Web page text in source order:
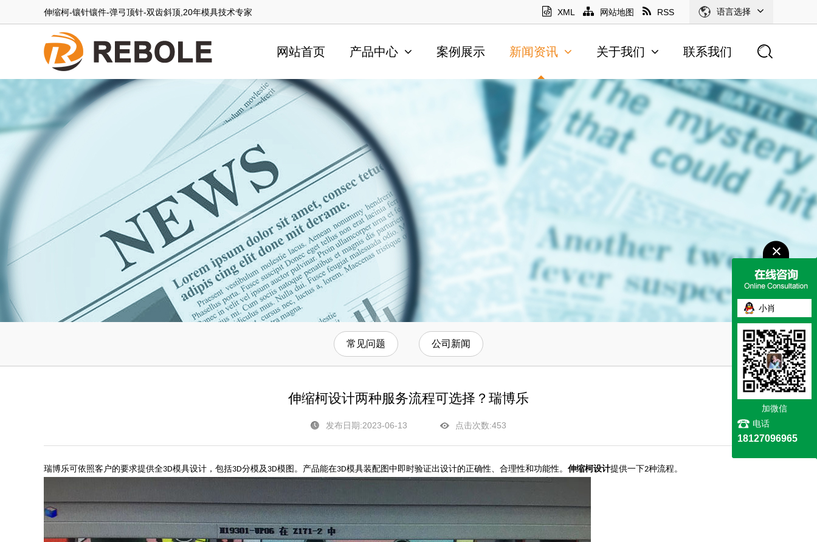
伸缩柯-镶针镶件-弹弓顶针-双齿斜顶,20年模具技术专家 XML 网站地图 RSS 语言选择
网站首页 产品中心 案例展示 新闻资讯 关于我们 联系我们
常见问题 公司新闻
伸缩柯设计两种服务流程可选择？瑞博乐
发布日期:2023-06-13 点击次数:453
瑞博乐可依照客户的要求提供全3D模具设计，包括3D分模及 3D模图。产品能在3D模具装配图中即时验证出设计的正确性、合理性和功能性。 伸缩柯设计提供一下2种流程。
小肖
加微信
电话
18127096965